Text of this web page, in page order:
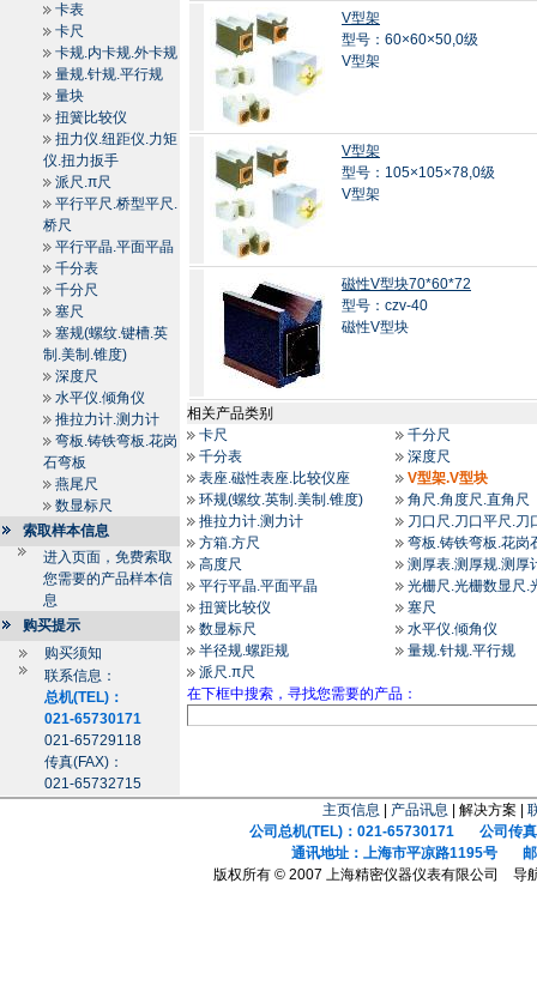
卡表
卡尺
卡规.内卡规.外卡规
量规.针规.平行规
量块
扭簧比较仪
扭力仪.纽距仪.力矩
仪.扭力扳手
派尺.π尺
平行平尺.桥型平尺.
桥尺
平行平晶.平面平晶
千分表
千分尺
塞尺
塞规(螺纹.键槽.英
制.美制.锥度)
深度尺
水平仪.倾角仪
推拉力计.测力计
弯板.铸铁弯板.花岗
石弯板
燕尾尺
数显标尺
索取样本信息
进入页面，免费索取
您需要的产品样本信
息
购买提示
购买须知
联系信息：
总机(TEL)：
021-65730171
021-65729118
传真(FAX)：
021-65732715
V型架
型号：60×60×50,0级
V型架
V型架
型号：105×105×78,0级
V型架
磁性V型块70*60*72
型号：czv-40
磁性V型块
相关产品类别
卡尺
千分尺
千分表
深度尺
表座.磁性表座.比较仪座
V型架.V型块
环规(螺纹.英制.美制.锥度)
角尺.角度尺.直角尺
推拉力计.测力计
刀口尺.刀口平尺.刀
方箱.方尺
弯板.铸铁弯板.花岗
高度尺
测厚表.测厚规.测厚
平行平晶.平面平晶
光栅尺.光栅数显尺.
扭簧比较仪
塞尺
数显标尺
水平仪.倾角仪
半径规.螺距规
量规.针规.平行规
派尺.π尺
在下框中搜索，寻找您需要的产品：
主页信息 产品讯息 | 解决方案 |
公司总机(TEL)：021-65730171 公司传真
通讯地址：上海市平凉路1195号 邮
版权所有 © 2007 上海精密仪器仪表有限公司 导